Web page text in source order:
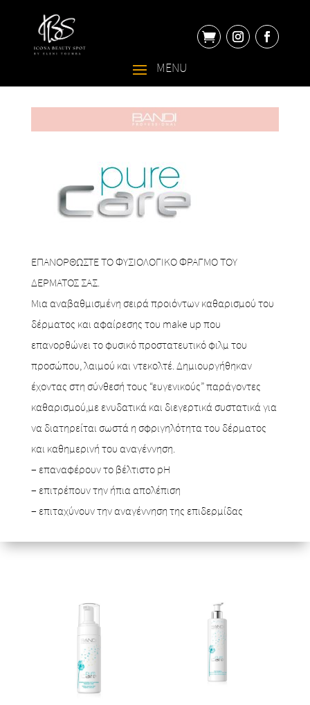

ΕΠΑΝΟΡΘΩΣΤΕ ΤΟ ΦΥΣΙΟΛΟΓΙΚΟ ΦΡΑΓΜΟ ΤΟΥ
ΔΕΡΜΑΤΟΣ ΣΑΣ.
Μια αναβαθμισμένη σειρά προιόντων καθαρισμού του
δέρματος και αφαίρεσης του make up που
επανορθώνει το φυσικό προστατευτικό φιλμ του
προσώπου, λαιμού και ντεκολτέ. Δημιουργήθηκαν
έχοντας στη σύνθεσή τους “ευγενικούς” παράγοντες
καθαρισμού,με ενυδατικά και διεγερτικά συστατικά για
να διατηρείται σωστά η σφριγηλότητα του δέρματος
και καθημερινή του αναγέννηση.
– επαναφέρουν το βέλτιστο pH
– επιτρέπουν την ήπια απολέπιση
– επιταχύνουν την αναγέννηση της επιδερμίδας